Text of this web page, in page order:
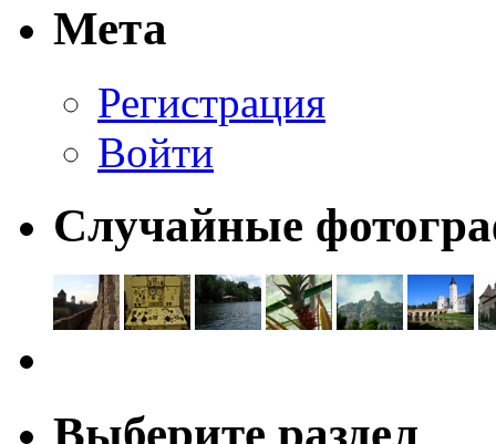
Мета
Регистрация
Войти
Случайные